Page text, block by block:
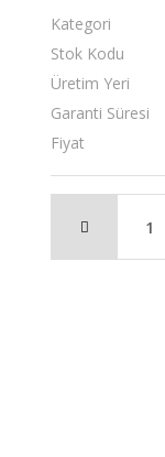
Kategori
Stok Kodu
Üretim Yeri
Garanti Süresi
Fiyat